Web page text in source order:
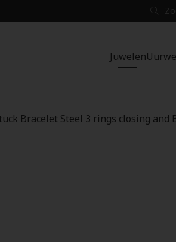
Juwelen
Bracelet Steel 3 rings closing and